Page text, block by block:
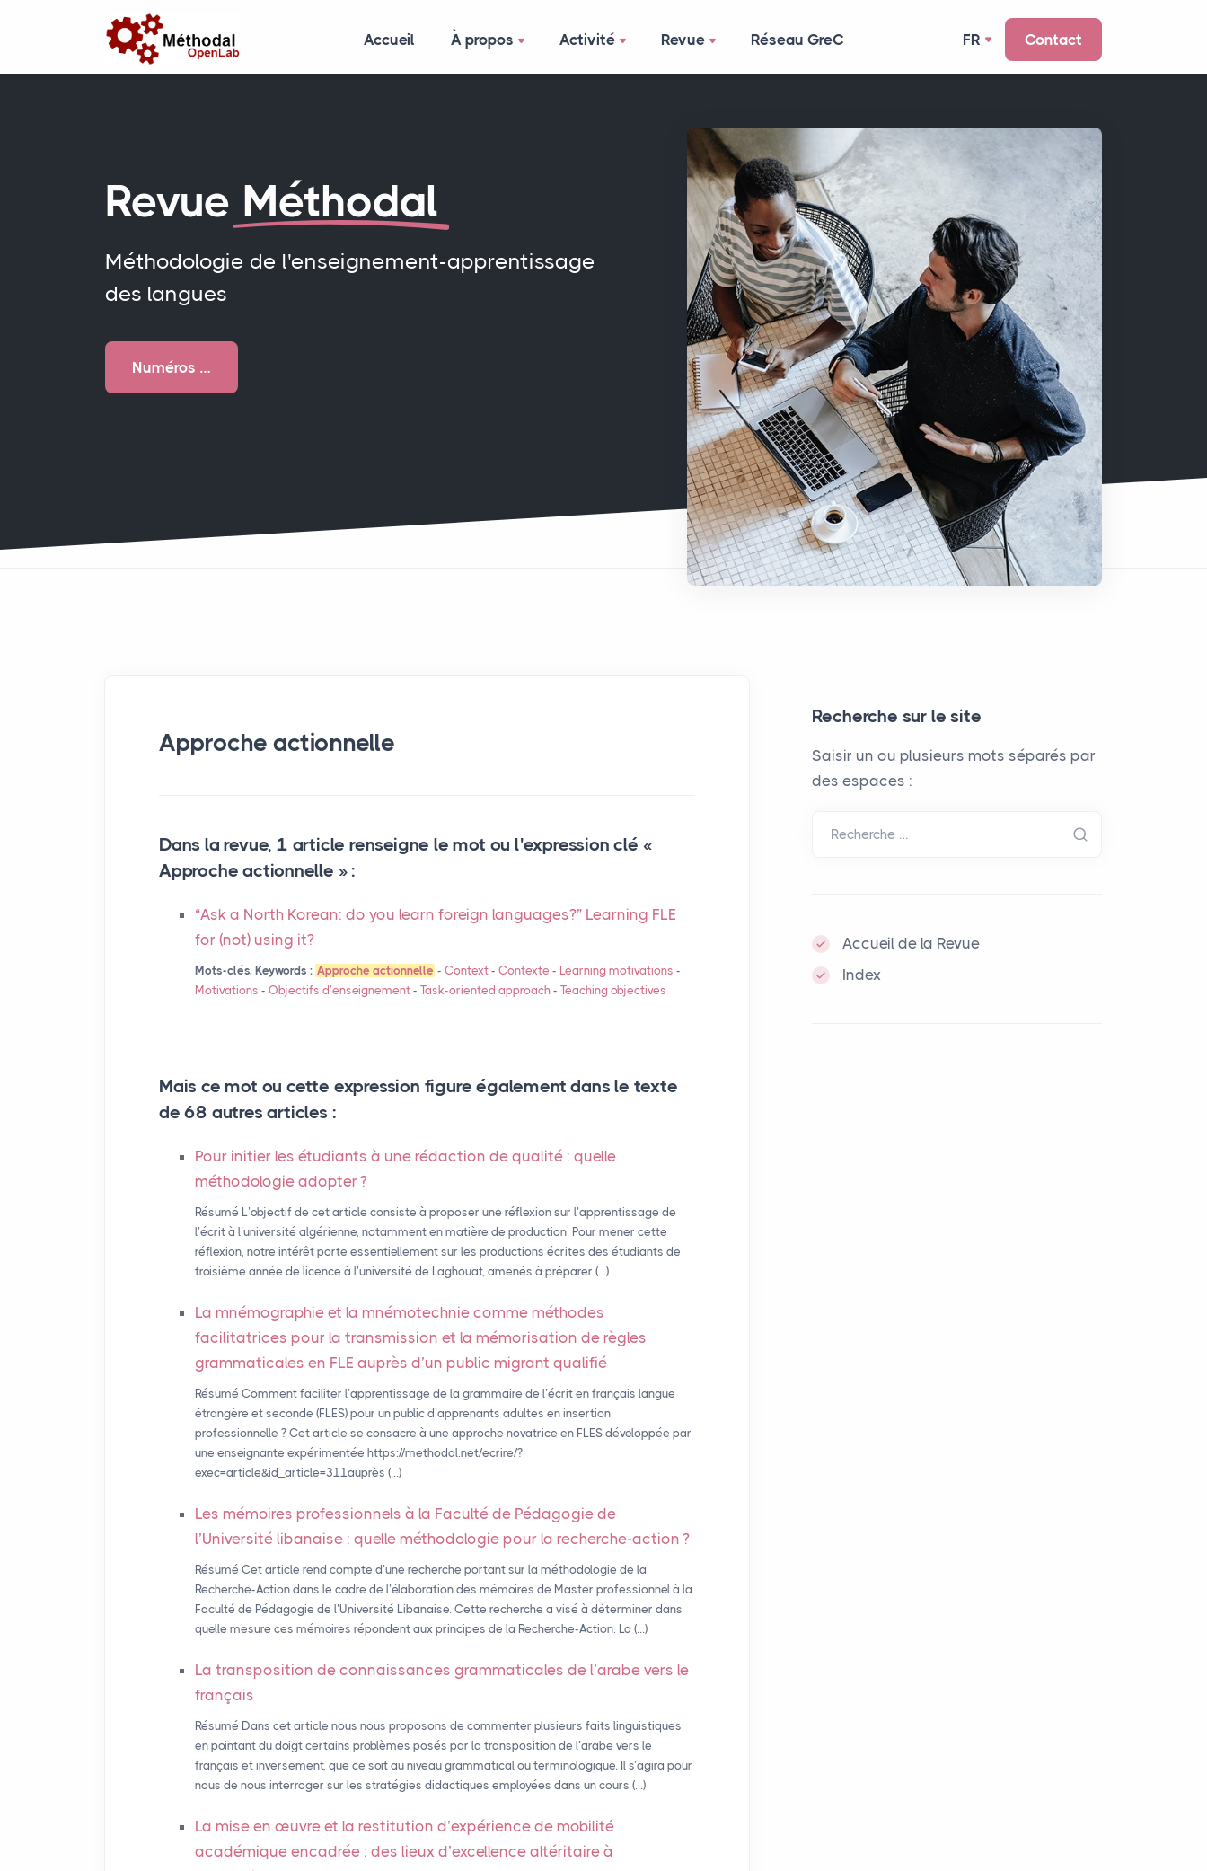
Accueil À propos Activité Revue Réseau GreC FR Contact
Revue Méthodal
Méthodologie de l'enseignement-apprentissage
des langues
Numéros …
Approche actionnelle
Dans la revue, 1 article renseigne le mot ou l'expression clé «
Approche actionnelle » :
“Ask a North Korean: do you learn foreign languages?” Learning FLE
for (not) using it?
Mots-clés, Keywords : Approche actionnelle -Context -Contexte - Learning motivations -
Motivations - Objectifs d’enseignement - Task-oriented approach - Teaching objectives
Mais ce mot ou cette expression figure également dans le texte
de 68 autres articles :
Pour initier les étudiants à une rédaction de qualité : quelle
méthodologie adopter?
Résumé L’objectif de cet article consiste à proposer une réflexion sur l’apprentissage de
l’écrit à l’université algérienne, notamment en matière de production. Pour mener cette
réflexion, notre intérêt porte essentiellement sur les productions écrites des étudiants de
troisième année de licence à l’université de Laghouat, amenés à préparer (…)
La mnémographie et la mnémotechnie comme méthodes
facilitatrices pour la transmission et la mémorisation de règles
grammaticales en FLE auprès d’un public migrant qualifié
Résumé Comment faciliter l’apprentissage de la grammaire de l’écrit en français langue
étrangère et seconde (FLES) pour un public d’apprenants adultes en insertion
professionnelle ? Cet article se consacre à une approche novatrice en FLES développée par
une enseignante expérimentée https://methodal.net/ecrire/?
exec=article&id_article=311auprès (…)
Les mémoires professionnels à la Faculté de Pédagogie de
l’Université libanaise : quelle méthodologie pour la recherche-action ?
Résumé Cet article rend compte d’une recherche portant sur la méthodologie de la
Recherche-Action dans le cadre de l’élaboration des mémoires de Master professionnel à la
Faculté de Pédagogie de l’Université Libanaise. Cette recherche a visé à déterminer dans
quelle mesure ces mémoires répondent aux principes de la Recherche-Action. La (…)
La transposition de connaissances grammaticales de l’arabe vers le
français
Résumé Dans cet article nous nous proposons de commenter plusieurs faits linguistiques
en pointant du doigt certains problèmes posés par la transposition de l’arabe vers le
français et inversement, que ce soit au niveau grammatical ou terminologique. Il s’agira pour
nous de nous interroger sur les stratégies didactiques employées dans un cours (…)
La mise en œuvre et la restitution d’expérience de mobilité
académique encadrée : des lieux d’excellence altéritaire à
Recherche sur le site
Saisir un ou plusieurs mots séparés par
des espaces :
Recherche …
Accueil de la Revue
Index